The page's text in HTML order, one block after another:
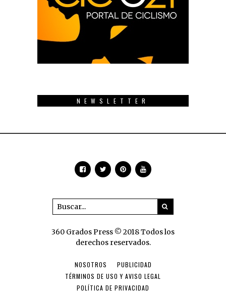
NEWSLETTER
360 Grados Press © 2018 Todos los
derechos reservados.
NOSOTROS
PUBLICIDAD
TÉRMINOS DE USO Y AVISO LEGAL
POLÍTICA DE PRIVACIDAD